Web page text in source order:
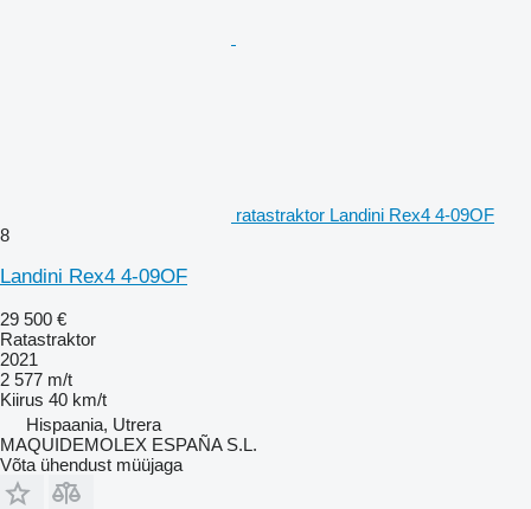
ratastraktor Landini Rex4 4-09OF
8
Landini Rex4 4-09OF
29 500 €
Ratastraktor
2021
2 577 m/t
Kiirus 40 km/t
Hispaania, Utrera
MAQUIDEMOLEX ESPAÑA S.L.
Võta ühendust müüjaga